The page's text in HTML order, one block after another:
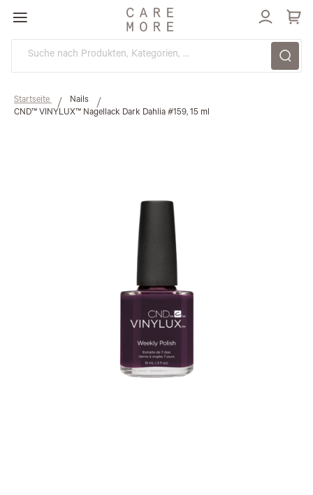
Direkt
zum
Inhalt
Startseite
Nails
CND™ VINYLUX™ Nagellack Dark Dahlia #159, 15 ml